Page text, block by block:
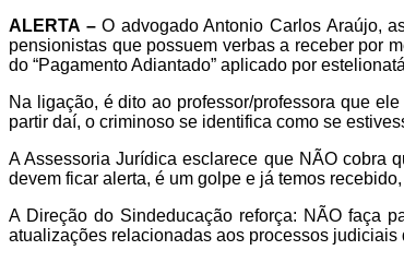
ALERTA –O advogado Antonio Carlos Araújo,
pensionistas que possuem verbas a receber por
do “Pagamento Adiantado” aplicado por
Na ligação, é dito ao professor/professora que
partir daí, o criminoso se identifica como se
A Assessoria Jurídica esclarece que NÃO cobra
devem ficar alerta, é um golpe e já temos
A Direção do Sindeducação reforça: NÃO faça
atualizações relacionadas aos processos